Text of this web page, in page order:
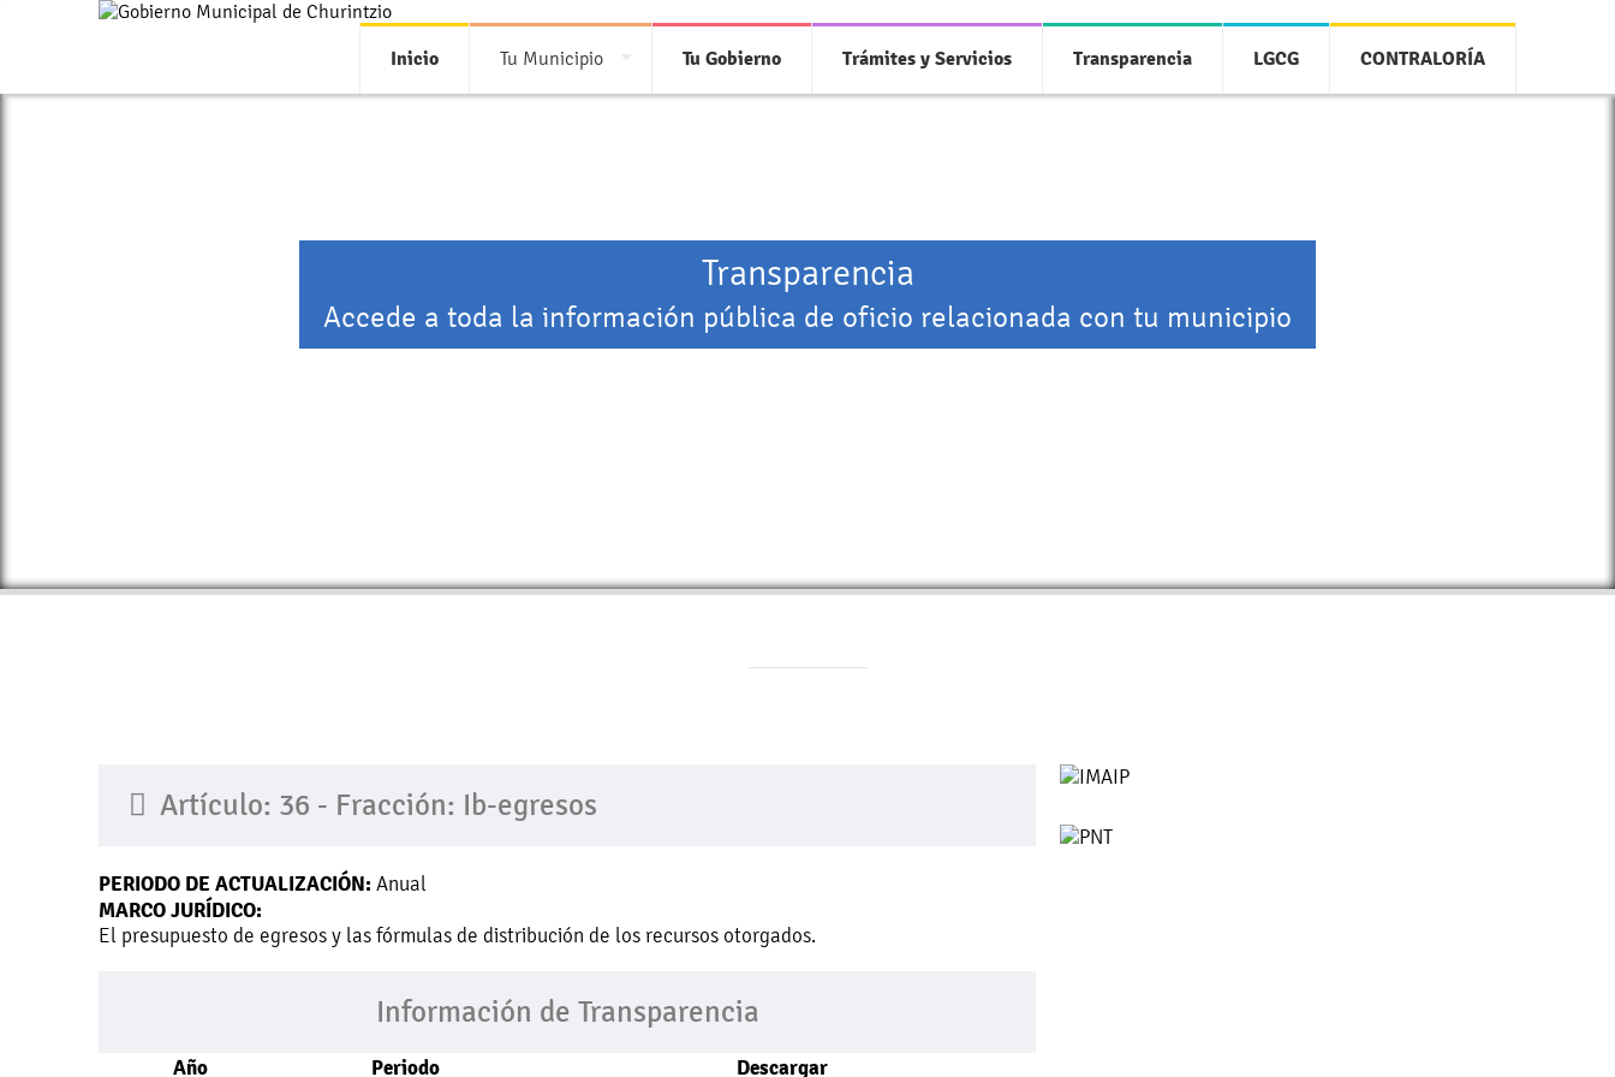
Inicio Tu Municipio Tu Gobierno Trámites y Servicios Transparencia LGCG CONTRALORÍA
Transparencia
Accede a toda la información pública de oficio relacionada con tu municipio
Artículo: 36 - Fracción: Ib-egresos
PERIODO DE ACTUALIZACIÓN: Anual
MARCO JURÍDICO:
El presupuesto de egresos y las fórmulas de distribución de los recursos otorgados.
Información de Transparencia
Año Periodo Descargar